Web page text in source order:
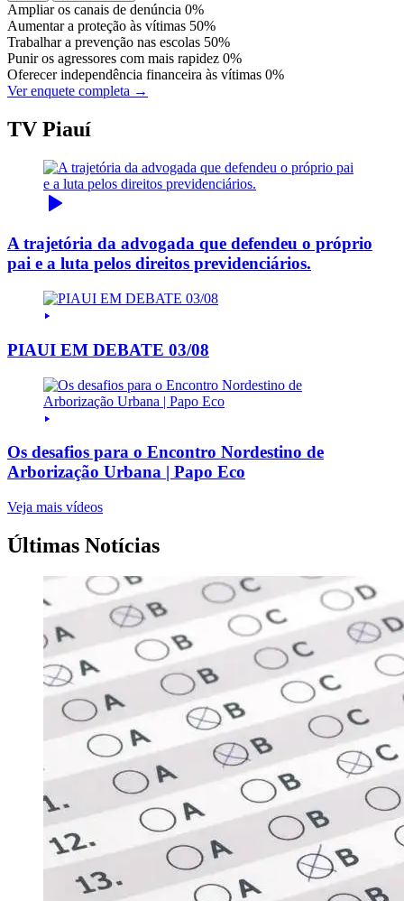
Ampliar os canais de denúncia 0%
Aumentar a proteção às vítimas 50%
Trabalhar a prevenção nas escolas 50%
Punir os agressores com mais rapidez 0%
Oferecer independência financeira às vítimas 0%
Ver enquete completa →
TV Piauí
A trajetória da advogada que defendeu o próprio
pai e a luta pelos direitos previdenciários.
PIAUI EM DEBATE 03/08
Os desafios para o Encontro Nordestino de
Arborização Urbana | Papo Eco
Veja mais vídeos
Últimas Notícias